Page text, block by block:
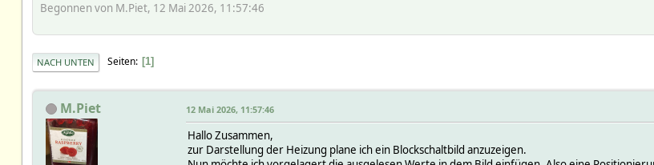
Begonnen von M.Piet, 12 Mai 2026, 11:57:46
NACH UNTEN Seiten 1
M.Piet 12 Mai 2026, 11:57:46
Hallo Zusammen,
zur Darstellung der Heizung plane ich ein Blockschaltbild anzuzeigen.